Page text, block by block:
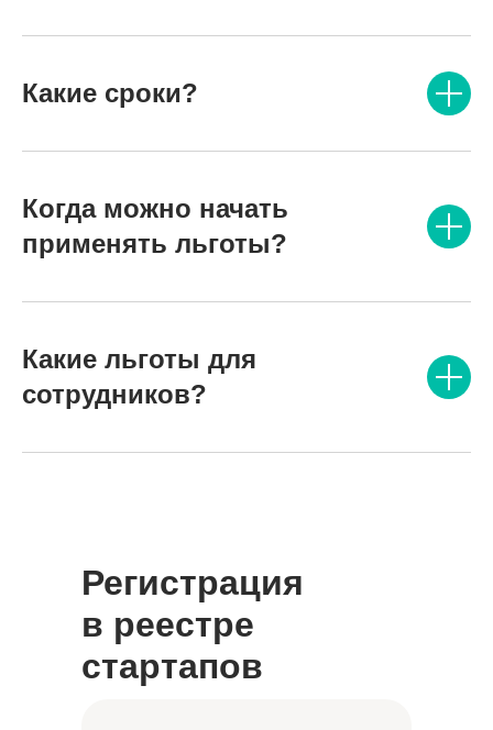
Какие сроки?
Когда можно начать
применять льготы?
Какие льготы для
сотрудников?
Регистрация
в реестре
стартапов